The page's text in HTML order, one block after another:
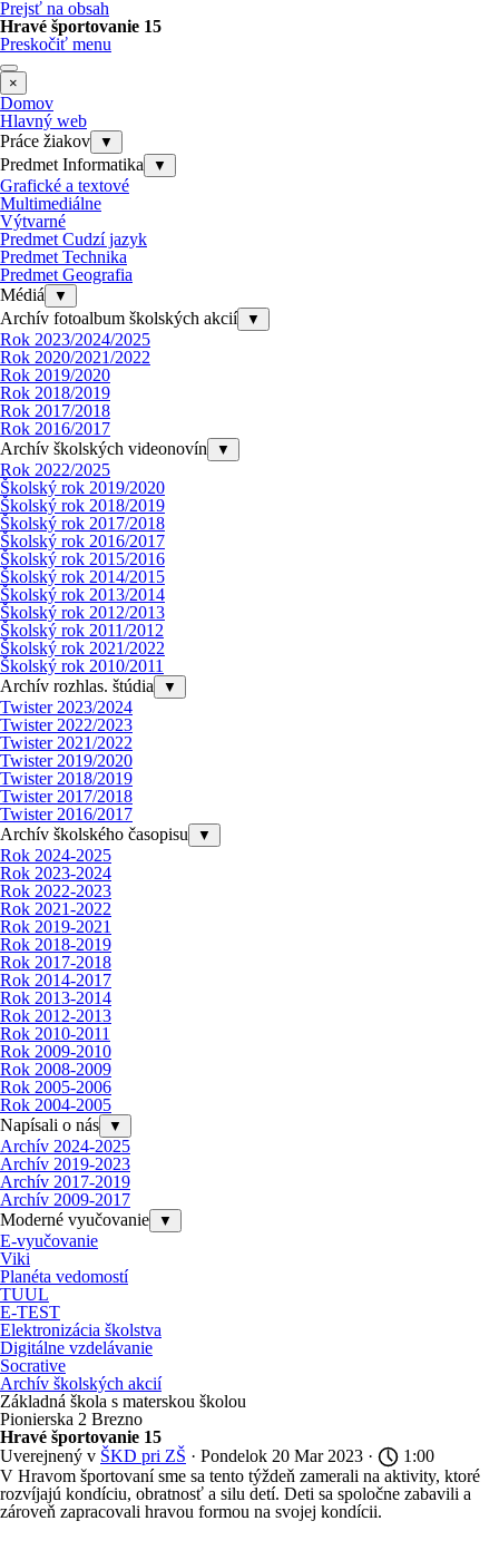
Prejsť na obsah
Hravé športovanie 15
Preskočiť menu
×
Domov
Hlavný web
Práce žiakov
▼
Predmet Informatika ▼
Grafické a textové
Multimediálne
Výtvarné
Predmet Cudzí jazyk
Predmet Technika
Predmet Geografia
Médiá
▼
Archív fotoalbum školských akcií ▼
Rok 2023/2024/2025
Rok 2020/2021/2022
Rok 2019/2020
Rok 2018/2019
Rok 2017/2018
Rok 2016/2017
Archív školských videonovín
▼
Rok 2022/2025
Školský rok 2019/2020
Školský rok 2018/2019
Školský rok 2017/2018
Školský rok 2016/2017
Školský rok 2015/2016
Školský rok 2014/2015
Školský rok 2013/2014
Školský rok 2012/2013
Školský rok 2011/2012
Školský rok 2021/2022
Školský rok 2010/2011
Archív rozhlas. štúdia
▼
Twister 2023/2024
Twister 2022/2023
Twister 2021/2022
Twister 2019/2020
Twister 2018/2019
Twister 2017/2018
Twister 2016/2017
Archív školského časopisu
▼
Rok 2024-2025
Rok 2023-2024
Rok 2022-2023
Rok 2021-2022
Rok 2019-2021
Rok 2018-2019
Rok 2017-2018
Rok 2014-2017
Rok 2013-2014
Rok 2012-2013
Rok 2010-2011
Rok 2009-2010
Rok 2008-2009
Rok 2005-2006
Rok 2004-2005
Napísali o nás
▼
Archív 2024-2025
Archív 2019-2023
Archív 2017-2019
Archív 2009-2017
Moderné vyučovanie
▼
E-vyučovanie
Viki
Planéta vedomostí
TUUL
E-TEST
Elektronizácia školstva
Digitálne vzdelávanie
Socrative
Archív školských akcií
Základná škola s materskou školou
Pionierska 2 Brezno
Hravé športovanie 15
Uverejnený v ŠKD pri ZŠ · Pondelok 20 Mar 2023 ·
1:00
V Hravom športovaní sme sa tento týždeň zamerali na aktivity, ktoré
rozvíjajú kondíciu, obratnosť a silu detí. Deti sa spoločne zabavili a
zároveň zapracovali hravou formou na svojej kondícii.